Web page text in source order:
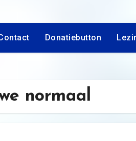
Donatiebutton
normaal